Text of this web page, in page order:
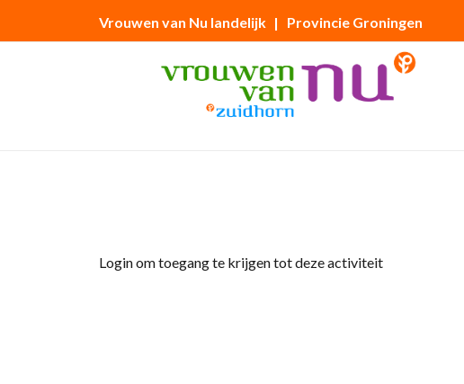
Vrouwen van Nu landelijk | Provincie Groningen
Login om toegang te krijgen tot deze activiteit